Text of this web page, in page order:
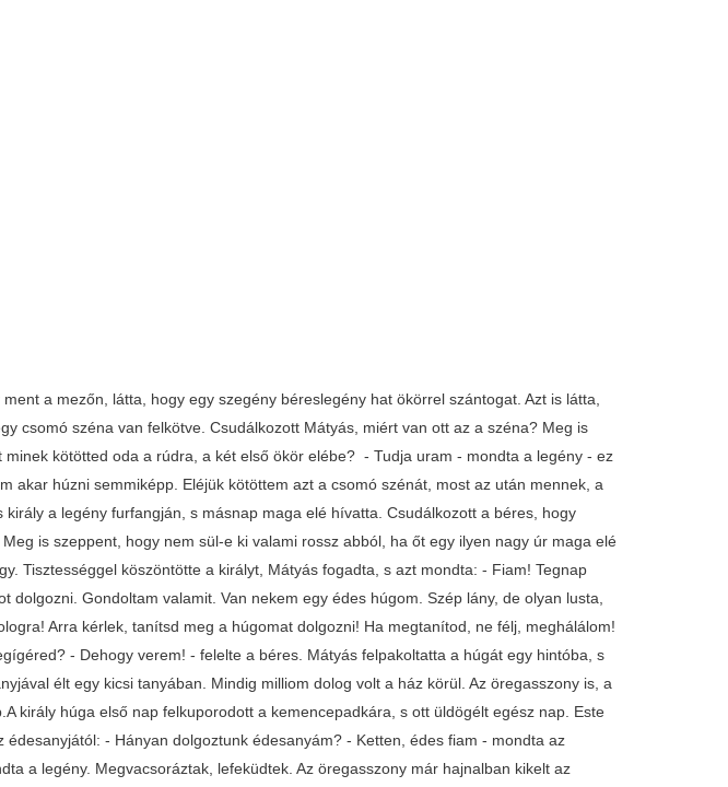
a mezőn, látta, hogy egy szegény béreslegény hat ökörrel szántogat. Azt is látta,
csomó széna van felkötve. Csudálkozott Mátyás, miért van ott az a széna? Meg is
kötötted oda a rúdra, a két első ökör elébe? - Tudja uram - mondta a legény - ez
akar húzni semmiképp. Eléjük kötöttem azt a csomó szénát, most az után mennek, a
a legény furfangján, s másnap maga elé hívatta. Csudálkozott a béres, hogy
is szeppent, hogy nem sül-e ki valami rossz abból, ha őt egy ilyen nagy úr maga elé
Tisztességgel köszöntötte a királyt, Mátyás fogadta, s azt mondta: - Fiam! Tegnap
dolgozni. Gondoltam valamit. Van nekem egy édes húgom. Szép lány, de olyan lusta,
Arra kérlek, tanítsd meg a húgomat dolgozni! Ha megtanítod, ne félj, meghálálom!
- Dehogy verem! - felelte a béres. Mátyás felpakoltatta a húgát egy hintóba, s
élt egy kicsi tanyában. Mindig milliom dolog volt a ház körül. Az öregasszony is, a
király húga első nap felkuporodott a kemencepadkára, s ott üldögélt egész nap. Este
- Hányan dolgoztunk édesanyám? - Ketten, édes fiam - mondta az
a legény. Megvacsoráztak, lefeküdtek. Az öregasszony már hajnalban kikelt az